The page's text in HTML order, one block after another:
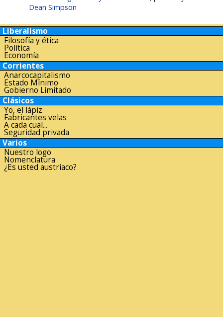
Dean Simpson
Liberalismo
Filosofía y ética
Política
Economía
Corrientes
Anarcocapitalismo
Estado Mínimo
Gobierno Limitado
Clásicos
Yo, el lápiz
Fabricantes velas
A cada cual...
Seguridad privada
Varios
Nuestro logo
Nomenclatura
¿Es usted austriaco?